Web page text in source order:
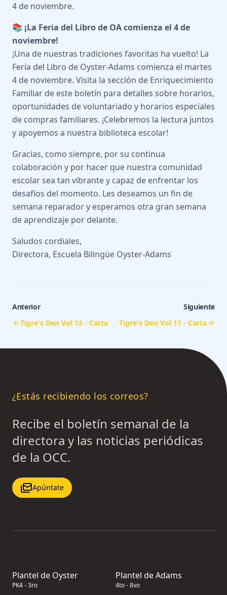
4 de noviembre.
📚 ¡La Feria del Libro de OA comienza el 4 de
noviembre!
¡Una de nuestras tradiciones favoritas ha vuelto! La
Feria del Libro de Oyster-Adams comienza el martes
4 de noviembre. Visita la sección de Enriquecimiento
Familiar de este boletín para detalles sobre horarios,
oportunidades de voluntariado y horarios especiales
de compras familiares. ¡Celebremos la lectura juntos
y apoyemos a nuestra biblioteca escolar!
Gracias, como siempre, por su continua
colaboración y por hacer que nuestra comunidad
escolar sea tan vibrante y capaz de enfrentar los
desafíos del momento. Les deseamos un fin de
semana reparador y esperamos otra gran semana
de aprendizaje por delante.
Saludos cordiales,
Directora, Escuela Bilingüe Oyster-Adams
Anterior
Tigre's Den Vol 13 - Carta
Siguiente
Tigre's Den Vol 11 - Carta
¿Estás recibiendo los correos?
Recibe el boletín semanal de la
directora y las noticias periódicas
de la OCC.
Apúntate
Plantel de Oyster
PK4 - 3ro
Plantel de Adams
4to - 8vo